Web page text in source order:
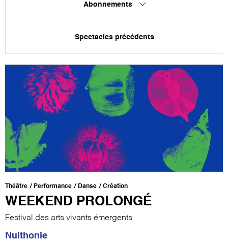
Abonnements
Spectacles précédents
Théâtre Performance Danse Création
WEEKEND PROLONGÉ
Festival des arts vivants émergents
Nuithonie